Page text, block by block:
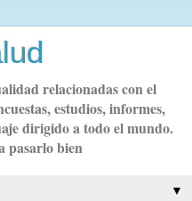
relacionadas con el
estudios, informes,
dirigido a todo el mundo.
pasarlo bien
▼